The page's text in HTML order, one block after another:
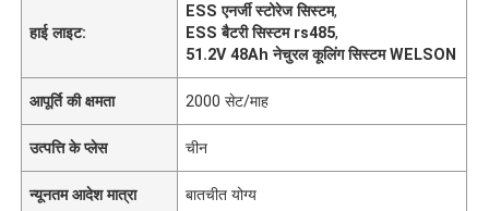
हाई लाइट:
ESS एनर्जी स्टोरेज सिस्टम,
ESS बैटरी सिस्टम rs485,
51.2V 48Ah नेचुरल कूलिंग सिस्टम WELSON
आपूर्ति की क्षमता 2000 सेट/माह
उत्पत्ति के प्लेस चीन
न्यूनतम आदेश मात्रा बातचीत योग्य